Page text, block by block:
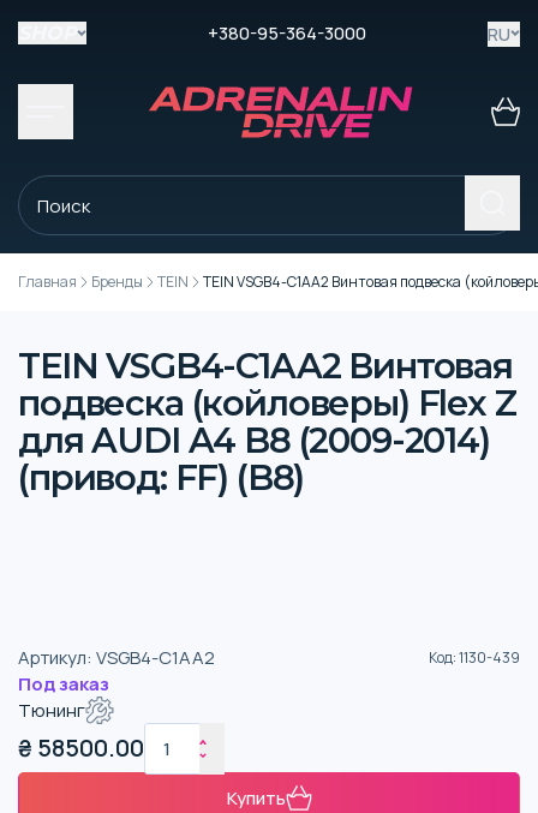
+380-95-364-3000 RU
Главная Бренды TEIN TEIN VSGB4-C1AA2 Винтовая подвеска
TEIN VSGB4-C1AA2 Винтовая
подвеска (койловеры) Flex Z
для AUDI A4 B8 (2009-2014)
(привод: FF) (B8)
Артикул: VSGB4-C1AA2 Код:1130-439
Под заказ
Тюнинг
₴ 58500.00
Купить